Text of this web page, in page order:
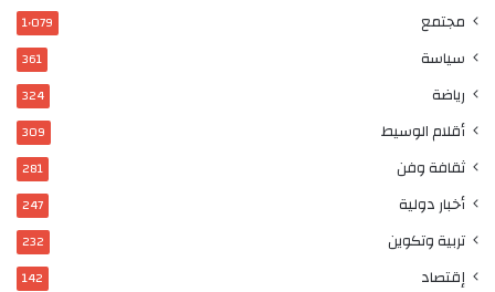
مجتمع 1٬079
سياسة 361
رياضة 324
أقلام الوسيط 309
ثقافة وفن 281
أخبار دولية 247
تربية وتكوين 232
إقتصاد 142